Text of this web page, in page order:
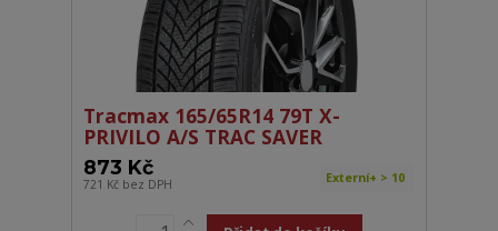
Tracmax 165/65R14 79T X-
PRIVILO A/S TRAC SAVER
873 Kč
721 Kč bez DPH Externí+ > 10